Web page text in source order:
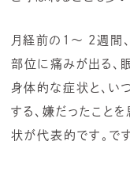
月経前の1〜 2週間
部位に痛みが出る、
身体的な症状と、い
する、嫌だったこと
状が代表的です。で